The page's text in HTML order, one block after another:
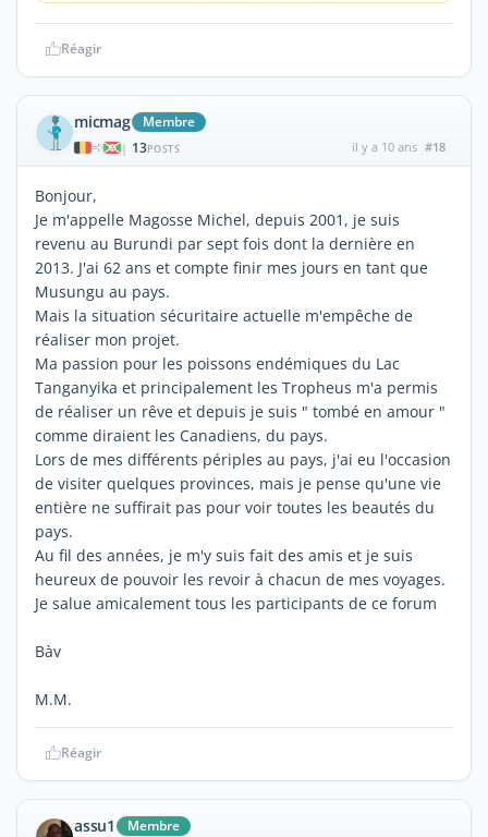
Réagir
micmag Membre
| 13POSTS il y a 10 ans #18
Bonjour,
Je m'appelle Magosse Michel, depuis 2001, je suis
revenu au Burundi par sept fois dont la dernière en
2013. J'ai 62 ans et compte finir mes jours en tant que
Musungu au pays.
Mais la situation sécuritaire actuelle m'empêche de
réaliser mon projet.
Ma passion pour les poissons endémiques du Lac
Tanganyika et principalement les Tropheus m'a permis
de réaliser un rêve et depuis je suis " tombé en amour "
comme diraient les Canadiens, du pays.
Lors de mes différents périples au pays, j'ai eu l'occasion
de visiter quelques provinces, mais je pense qu'une vie
entière ne suffirait pas pour voir toutes les beautés du
pays.
Au fil des années, je m'y suis fait des amis et je suis
heureux de pouvoir les revoir à chacun de mes voyages.
Je salue amicalement tous les participants de ce forum
Bàv
M.M.
Réagir
assu1 Membre